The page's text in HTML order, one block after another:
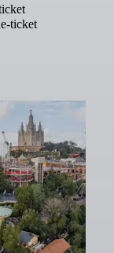
ticket